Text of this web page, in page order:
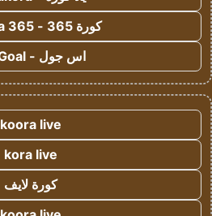
كورة 365 - kooora 365
اس جول - AS Goal
koora live
kora live
كورة لايف